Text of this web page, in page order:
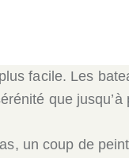
facile. Les
que jusqu’à
un coup de